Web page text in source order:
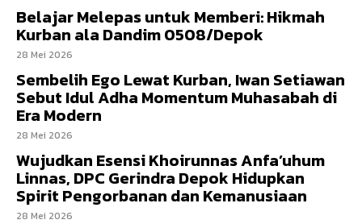
Belajar Melepas untuk Memberi: Hikmah
Kurban ala Dandim 0508/Depok
28 Mei 2026
Sembelih Ego Lewat Kurban, Iwan Setiawan
Sebut Idul Adha Momentum Muhasabah di
Era Modern
28 Mei 2026
Wujudkan Esensi Khoirunnas Anfa’uhum
Linnas, DPC Gerindra Depok Hidupkan
Spirit Pengorbanan dan Kemanusiaan
28 Mei 2026